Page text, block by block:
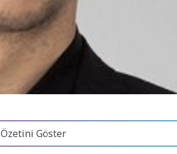
Özetini Göster